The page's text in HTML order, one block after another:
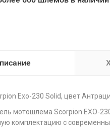
Exo-230 Solid, цвет
мотошлема Scorpion EXO-
комплектацию с